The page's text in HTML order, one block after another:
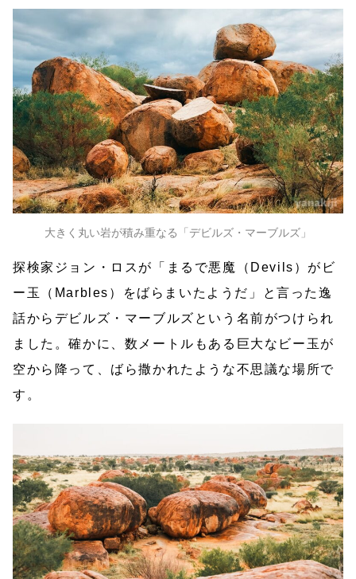
大きく丸い岩が積み重なる「デビルズ・マーブルズ」
探検家ジョン・ロスが「まるで悪魔（Devils）がビ
ー玉（Marbles）をばらまいたようだ」と言った逸
話からデビルズ・マーブルズという名前がつけられ
ました。確かに、数メートルもある巨大なビー玉が
空から降って、ばら撒かれたような不思議な場所で
す。